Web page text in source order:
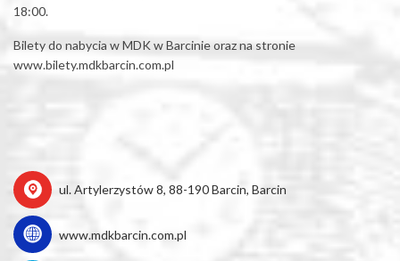
18:00.
Bilety do nabycia w MDK w Barcinie oraz na stronie
www.bilety.mdkbarcin.com.pl
ul. Artylerzystów 8, 88-190 Barcin, Barcin
www.mdkbarcin.com.pl